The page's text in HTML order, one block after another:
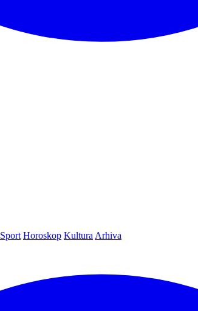
Sport Horoskop Kultura Arhiva